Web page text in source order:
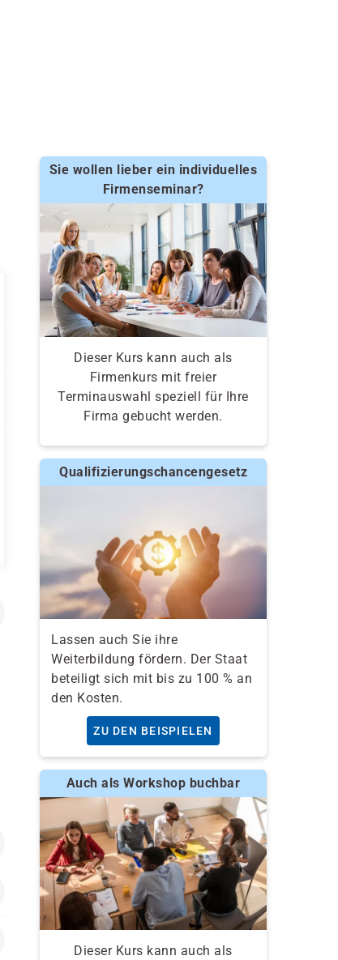
Sie wollen lieber ein individuelles
Firmenseminar?
Dieser Kurs kann auch als
Firmenkurs mit freier
Terminauswahl speziell für Ihre
Firma gebucht werden.
Qualifizierungschancengesetz
Lassen auch Sie ihre
Weiterbildung fördern. Der Staat
beteiligt sich mit bis zu 100 % an
den Kosten.
ZU DEN BEISPIELEN
Auch als Workshop buchbar
Dieser Kurs kann auch als